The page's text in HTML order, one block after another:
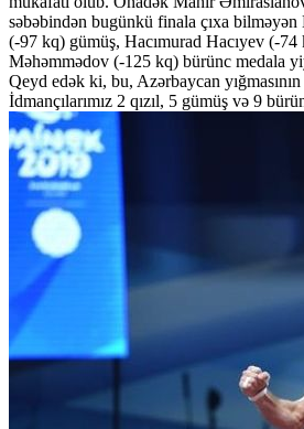
səbəbindən bugünkü finala çıxa
(-97 kq) gümüş, Hacımurad Hacıyev (-
Məhəmmədov (-125 kq) bürünc medala
Qeyd edək ki, bu, Azərbaycan
İdmançılarımız 2 qızıl, 5 gümüş və 9